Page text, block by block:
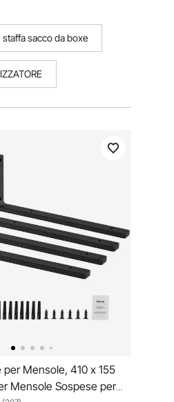
staffa sacco da boxe
per Mensole, 410 x 155
Mensole Sospese per